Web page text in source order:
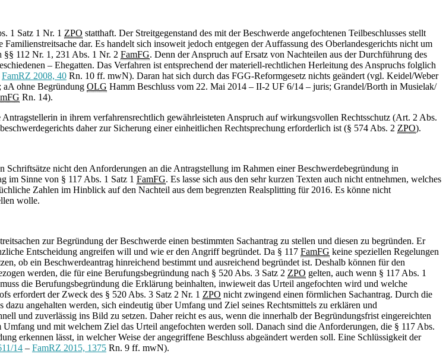
1 Satz 1 Nr. 1 ZPO statthaft. Der Streitgegenstand des mit der Beschwerde angefochtenen Teilbeschlusses stellt
dar. Es handelt sich insoweit jedoch entgegen der Auffassung des Oberlandesgerichts nicht um
§§ 112 Nr. 1, 231 Abs. 1 Nr. 2 FamFG. Denn der Anspruch auf Ersatz von Nachteilen aus der Durchführung des
– Ehegatten. Das Verfahren ist entsprechend der materiell-rechtlichen Herleitung des Anspruchs folglich
FamRZ 2008, 40 Rn. 10 ff. mwN). Daran hat sich durch das FGG-Reformgesetz nichts geändert (vgl. Keidel/Weber
ohne Begründung OLG Hamm Beschluss vom 22. Mai 2014 – II-2 UF 6/14 – juris; Grandel/Borth in Musielak/
Rn. 14).
in ihrem verfahrensrechtlich gewährleisteten Anspruch auf wirkungsvollen Rechtsschutz (Art. 2 Abs.
daher zur Sicherung einer einheitlichen Rechtsprechung erforderlich ist (§ 574 Abs. 2 ZPO).
nicht den Anforderungen an die Antragstellung im Rahmen einer Beschwerdebegründung in
im Sinne von § 117 Abs. 1 Satz 1 FamFG. Es lasse sich aus den sehr kurzen Texten auch nicht entnehmen, welches
Zahlen im Hinblick auf den Nachteil aus dem begrenzten Realsplitting für 2016. Es könne nicht
wolle.
zur Begründung der Beschwerde einen bestimmten Sachantrag zu stellen und diesen zu begründen. Er
Entscheidung angreifen will und wie er den Angriff begründet. Da § 117 FamFG keine speziellen Regelungen
ob ein Beschwerdeantrag hinreichend bestimmt und ausreichend begründet ist. Deshalb können für den
werden, die für eine Berufungsbegründung nach § 520 Abs. 3 Satz 2 ZPO gelten, auch wenn § 117 Abs. 1
muss die Berufungsbegründung die Erklärung beinhalten, inwieweit das Urteil angefochten wird und welche
erfordert der Zweck des § 520 Abs. 3 Satz 2 Nr. 1 ZPO nicht zwingend einen förmlichen Sachantrag. Durch die
angehalten werden, sich eindeutig über Umfang und Ziel seines Rechtsmittels zu erklären und
und zuverlässig ins Bild zu setzen. Daher reicht es aus, wenn die innerhalb der Begründungsfrist eingereichten
und mit welchem Ziel das Urteil angefochten werden soll. Danach sind die Anforderungen, die § 117 Abs.
erkennen lässt, in welcher Weise der angegriffene Beschluss abgeändert werden soll. Eine Schlüssigkeit der
14 – FamRZ 2015, 1375 Rn. 9 ff. mwN).